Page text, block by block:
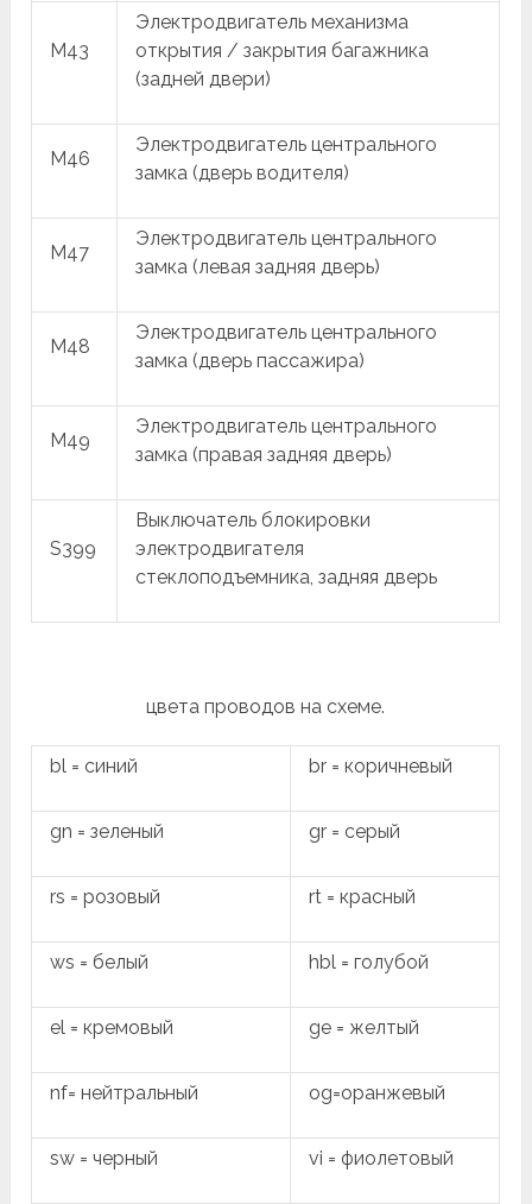
M43
Электродвигатель механизма
открытия / закрытия багажника
(задней двери)
M46
Электродвигатель центрального
замка (дверь водителя)
M47
Электродвигатель центрального
замка (левая задняя дверь)
M48
Электродвигатель центрального
замка (дверь пассажира)
M49
Электродвигатель центрального
замка (правая задняя дверь)
S399
Выключатель блокировки
электродвигателя
стеклоподъемника, задняя дверь
цвета проводов на схеме.
bl = синий br = коричневый
gn = зеленый gr = серый
rs = розовый rt = красный
ws = белый hbl = голубой
el = кремовый ge = желтый
nf= нейтральный og=оранжевый
sw = черный vi = фиолетовый